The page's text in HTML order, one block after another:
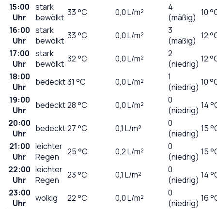
15:00
Uhr
stark
bewölkt 33°C 0,0L/m²
4
(mäßig) 10
16:00
Uhr
stark
bewölkt 33°C 0,0L/m²
3
(mäßig) 12
17:00
Uhr
stark
bewölkt 32°C 0,0L/m²
2
(niedrig) 12
18:00
Uhr
bedeckt31 °C 0,0L/m²
1
(niedrig) 10
19:00
Uhr
bedeckt28°C 0,0L/m²
0
(niedrig) 14
20:00
Uhr
bedeckt27°C 0,1 L/m²
0
(niedrig) 15
21:00
Uhr
leichter
Regen
25°C 0,2L/m²
0
(niedrig) 15
22:00
Uhr
leichter
Regen
23°C 0,1 L/m²
0
(niedrig) 14
23:00
Uhr
wolkig 22°C 0,0L/m²
0
(niedrig) 16